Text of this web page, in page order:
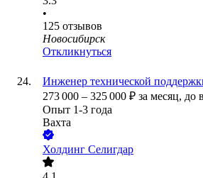
•
125 отзывов
Новосибирск
Откликнуться
Инженер технической
273 000 – 325 000 ₽ за месяц, до
Опыт 1-3 года
Вахта
Холдинг Селигдар